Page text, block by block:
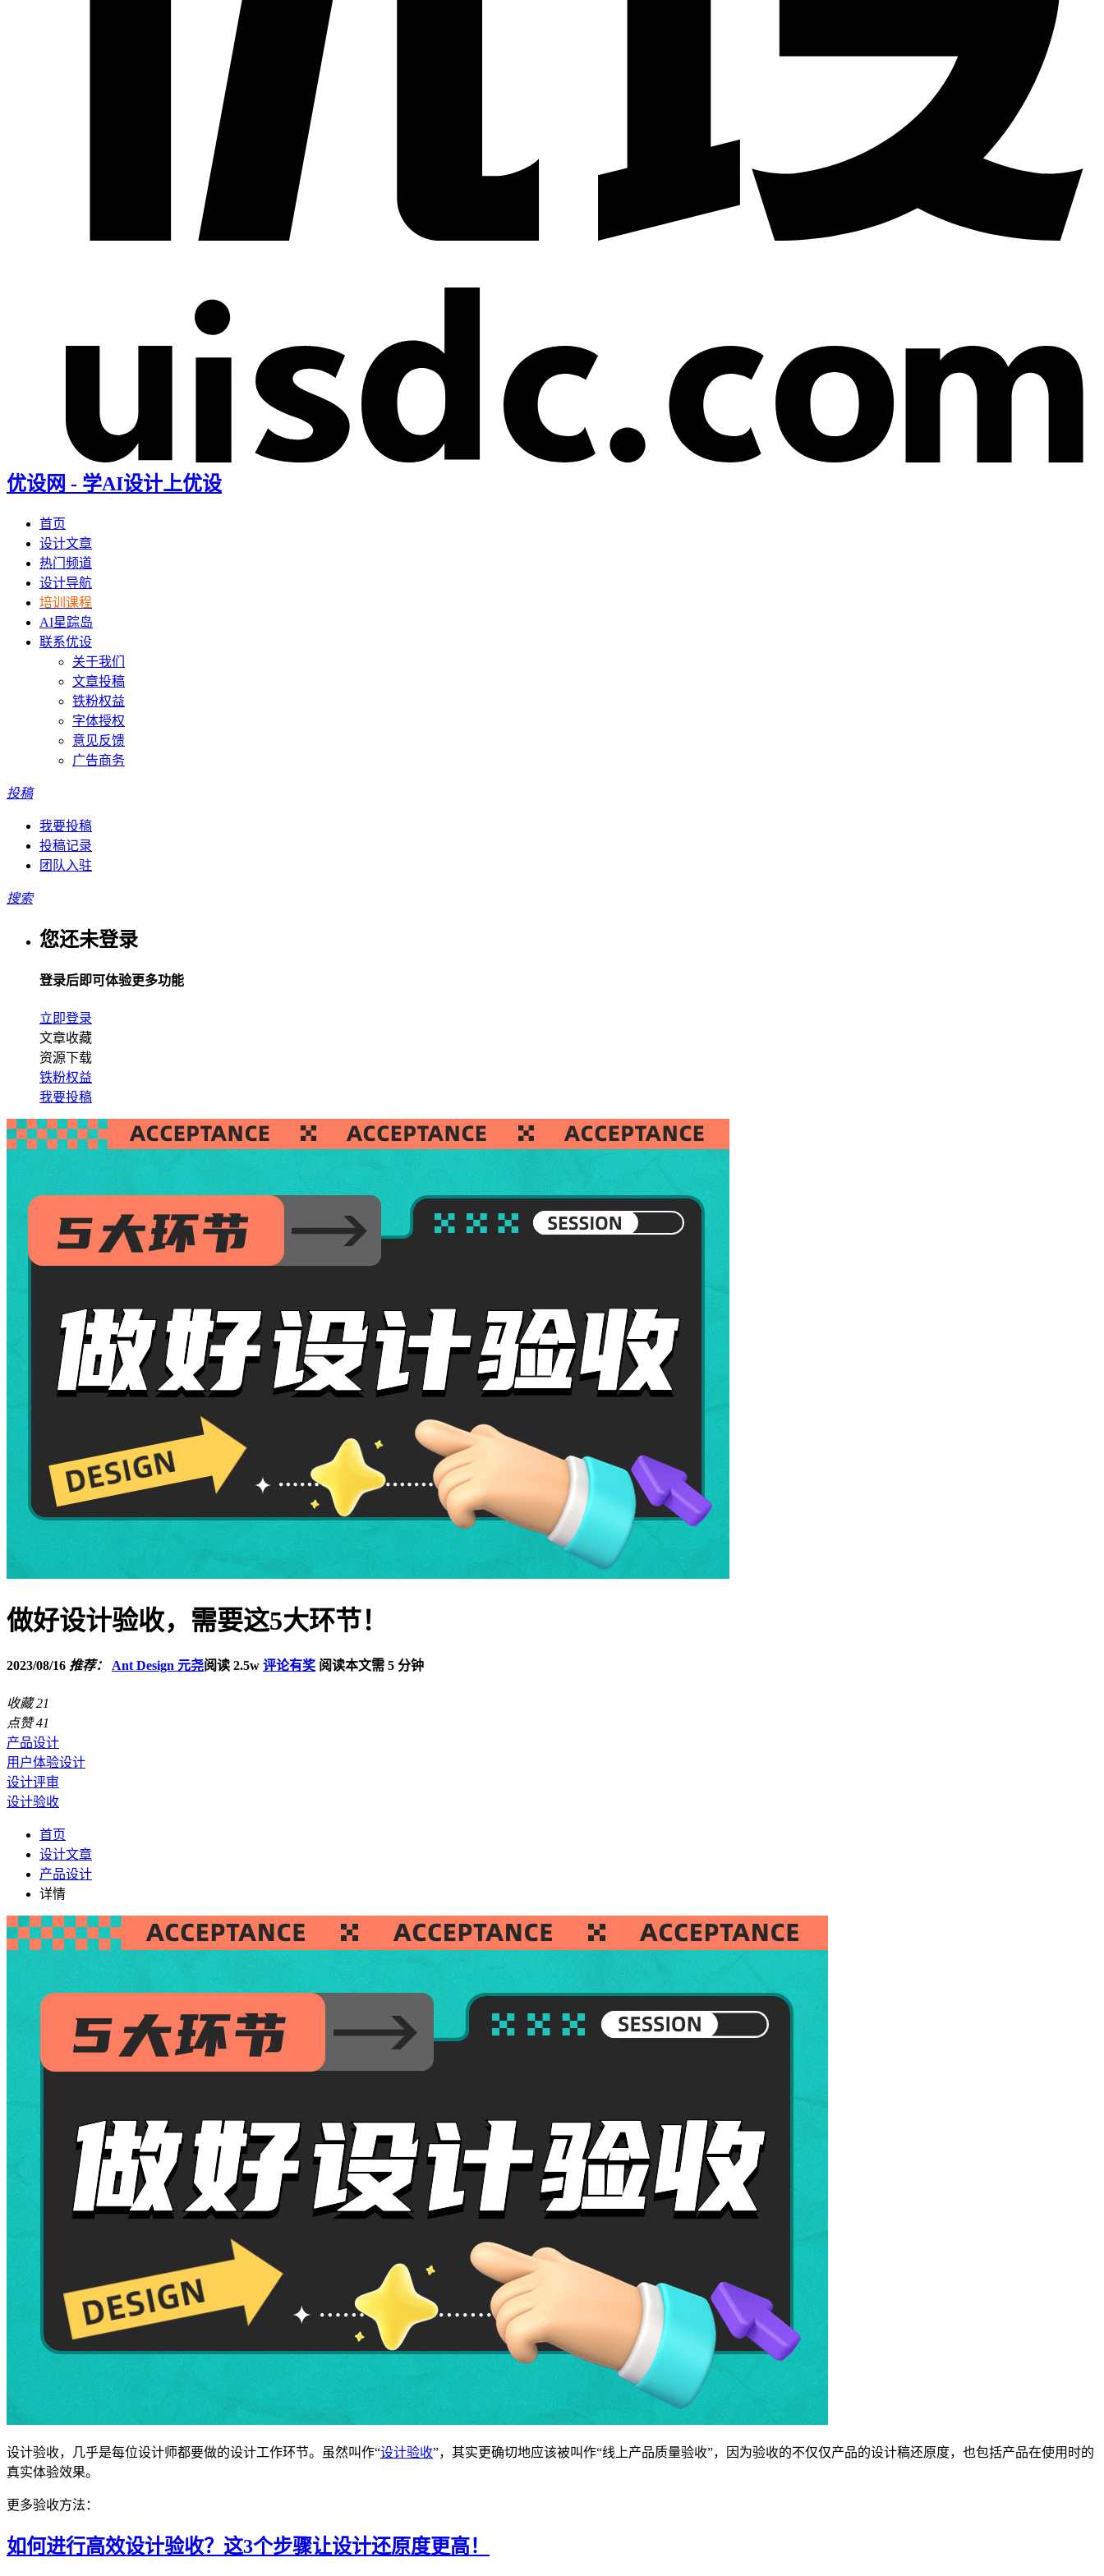
优设网 - 学AI设计上优设
首页
设计文章
热门频道
设计导航
培训课程
AI星踪岛
联系优设
关于我们
文章投稿
铁粉权益
字体授权
意见反馈
广告商务
投稿
我要投稿
投稿记录
团队入驻
搜索
您还未登录
登录后即可体验更多功能
立即登录
文章收藏
资源下载
铁粉权益
我要投稿
做好设计验收，需要这5大环节！
2023/08/16 推荐： Ant Design 元尧阅读 2.5w 评论有奖 阅读本文需 5 分钟
收藏 21
点赞 41
产品设计
用户体验设计
设计评审
设计验收
首页
设计文章
产品设计
详情
设计验收，几乎是每位设计师都要做的设计工作环节。虽然叫作“设计验收”，其实更确切地应该被叫作“线上产品质量验收”，因为验收的不仅仅产品的设计稿还原度，也包括产品在使用时的
真实体验效果。
更多验收方法：
如何进行高效设计验收？这3个步骤让设计还原度更高！